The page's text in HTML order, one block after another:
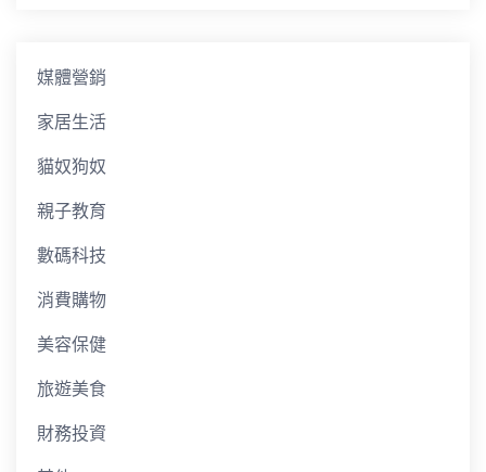
媒體營銷
家居生活
貓奴狗奴
親子教育
數碼科技
消費購物
美容保健
旅遊美食
財務投資